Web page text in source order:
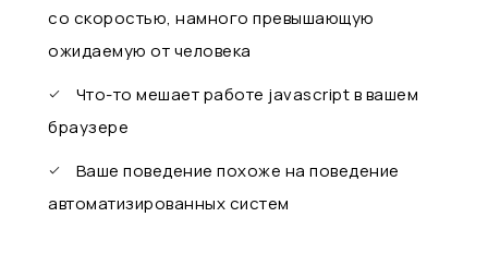
со скоростью, намного превышающую
ожидаемую от человека
Что-то мешает работе javascript в вашем
браузере
Ваше поведение похоже на поведение
автоматизированных систем